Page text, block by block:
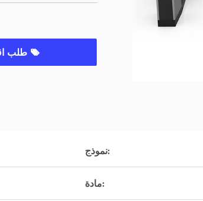
طلب اقتباس
نموذج:
مادة: